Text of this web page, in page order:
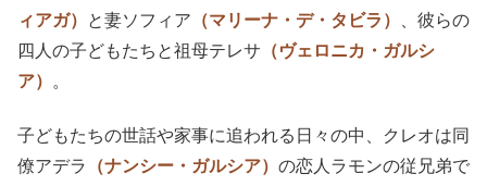
ィアガ） と妻ソフィア （マリーナ・デ・タビラ）
、彼らの
四人の子どもたちと祖母テレサ （ヴェロニカ・ガルシ
ア）
。
子どもたちの世話や家事に追われる日々の中、クレオは同
僚アデラ
（ナンシー・ガルシア） の恋人ラモンの従兄弟で